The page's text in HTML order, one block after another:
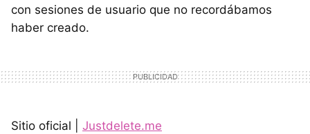
con sesiones de usuario que no recordábamos
haber creado.
Sitio oficial | Justdelete.me